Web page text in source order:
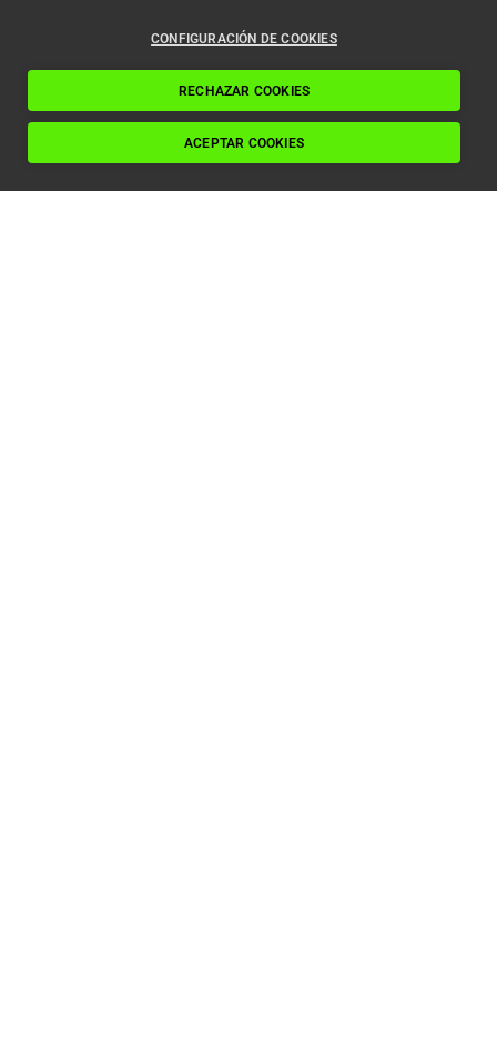
Últimas publicaciones
CONFIGURACIÓN DE COOKIES
RECHAZAR COOKIES
ACEPTAR COOKIES
ascensores en 2024
Leer artículo